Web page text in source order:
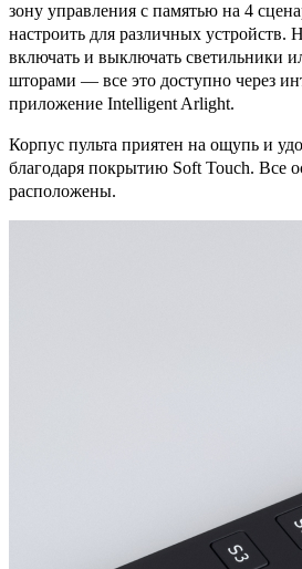
зону управления с памятью на 4
настроить для различных устройств.
включать и выключать светильники
шторами — все это доступно через
приложение Intelligent Arlight.
Корпус пульта приятен на ощупь и
благодаря покрытию Soft Touch. Все
расположены.